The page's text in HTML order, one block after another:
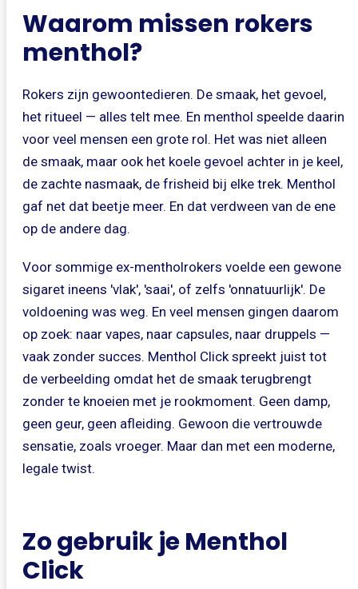
Waarom missen rokers
menthol?
Rokers zijn gewoontedieren. De smaak, het gevoel,
het ritueel — alles telt mee. En menthol speelde daarin
voor veel mensen een grote rol. Het was niet alleen
de smaak, maar ook het koele gevoel achter in je keel,
de zachte nasmaak, de frisheid bij elke trek. Menthol
gaf net dat beetje meer. En dat verdween van de ene
op de andere dag.
Voor sommige ex-mentholrokers voelde een gewone
sigaret ineens 'vlak', 'saai', of zelfs 'onnatuurlijk'. De
voldoening was weg. En veel mensen gingen daarom
op zoek: naar vapes, naar capsules, naar druppels —
vaak zonder succes. Menthol Click spreekt juist tot
de verbeelding omdat het de smaak terugbrengt
zonder te knoeien met je rookmoment. Geen damp,
geen geur, geen afleiding. Gewoon die vertrouwde
sensatie, zoals vroeger. Maar dan met een moderne,
legale twist.
Zo gebruik je Menthol
Click